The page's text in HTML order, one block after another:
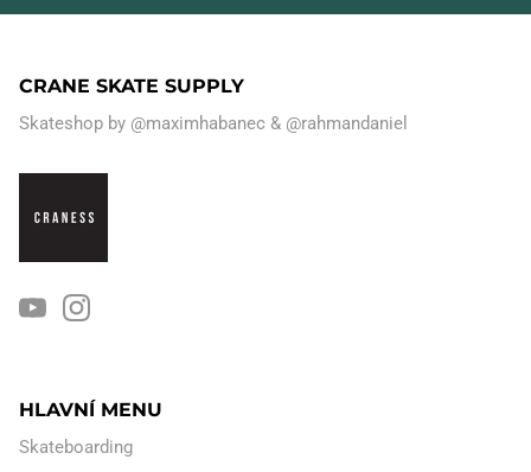
CRANE SKATE SUPPLY
Skateshop by @maximhabanec & @rahmandaniel
HLAVNÍ MENU
Skateboarding